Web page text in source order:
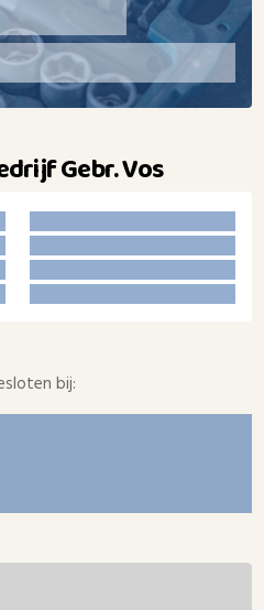
Gebr. Vos
bij: